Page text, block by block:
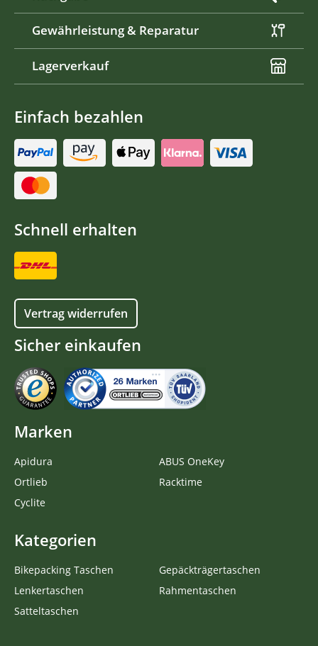
Gewährleistung & Reparatur
Lagerverkauf
Einfach bezahlen
Schnell erhalten
Vertrag widerrufen
Sicher einkaufen
Marken
Apidura
Ortlieb
Cyclite
ABUS OneKey
Racktime
Kategorien
Bikepacking Taschen
Lenkertaschen
Satteltaschen
Gepäckträgertaschen
Rahmentaschen